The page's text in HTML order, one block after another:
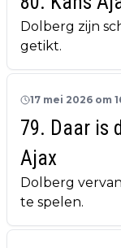
Dolberg zijn
getikt.
17 mei 2026 om
79. Daar is
Ajax
Dolberg
te spelen.